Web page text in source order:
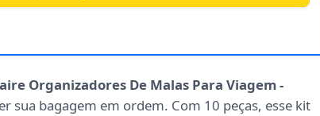
Organizadores De Malas Para Viagem -
sua bagagem em ordem. Com 10 peças, esse kit